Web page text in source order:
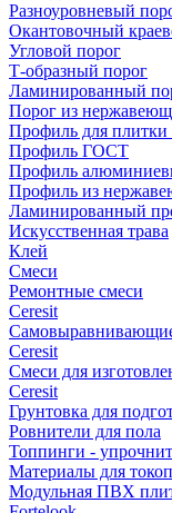
Разноуровневый
Окантовочный
Угловой порог
Т-образный порог
Ламинированный
Порог из
Профиль для плитки
Профиль ГОСТ
Профиль
Профиль из
Ламинированный
Искусственная трава
Клей
Смеси
Ремонтные смеси
Ceresit
Ceresit
Смеси для
Ceresit
Грунтовка для
Ровнители для пола
Топпинги -
Материалы для
Модульная ПВХ